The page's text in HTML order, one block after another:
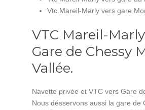
Vtc Mareil-Marly vers gare
VTC Mareil-
Gare de Chessy
Vallée.
Navette privée et VTC vers Gare
Nous désservons aussi la gare de